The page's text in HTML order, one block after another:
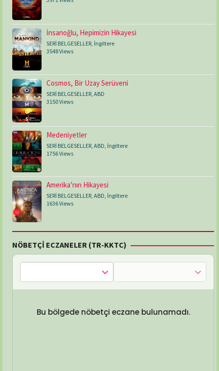
İnsanoğlu, Hepimizin Hikayesi
SERİ BELGESELLER, İngiltere
3548 Views
Cosmos, Bir Uzay Serüveni
SERİ BELGESELLER ABD
3150 Views
Medeniyetler
SERİ BELGESELLER ABD İngiltere
1756 Views
Amerika’nın Hikayesi
SERİ BELGESELLER ABD İngiltere
1636 Views
NÖBETÇİ ECZANELER (TR-KKTC)
Bu bölgede nöbetçi eczane bulunamadı.